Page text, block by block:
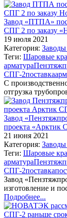
Завод «ПТПА»
СПГ 2 по заказу
19 июля 2021
Категория: Заводы
Теги: Шаровые
арматура
СПГ-2поставка
С
отгрузка
Завод
проекта «Арктик
21 июня 2021
Категория: Заводы
Теги: Шаровые
арматура
СПГ-2поставка
Завод
изготовление и
Подробнее...